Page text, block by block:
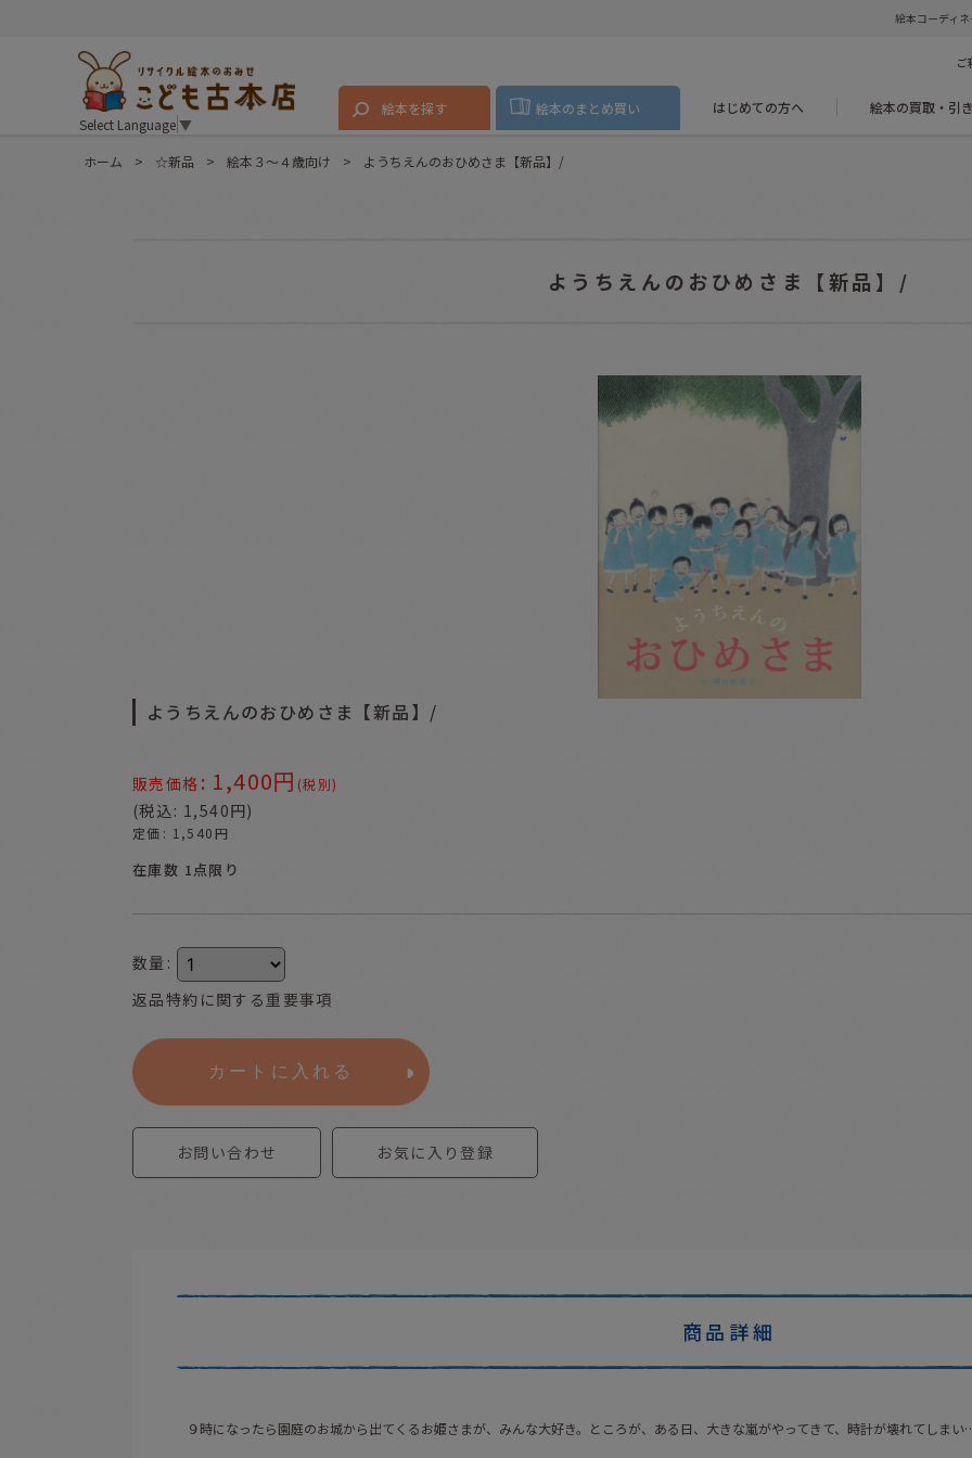
絵本コーディ
Select Language▼
ご
絵本を探す 絵本のまとめ買い はじめての方へ 絵本の買取・引
ホーム > ☆新品 > 絵本３〜４歳向け > ようちえんのおひめさま【新品】/
ようちえんのおひめさま【新品】/
ようちえんのおひめさま【新品】/
販売価格 : 1,400円 (税別)
(税込: 1,540円)
定価 : 1,540 円
在庫数 1点限り
数量 :
返品特約に関する重要事項
カートに入れる
お問い合わせ お気に入り登録
商品詳細
９時になったら園庭のお城から出てくるお姫さまが、みんな大好き。ところが、ある日、大きな嵐がやってきて、時計が壊れてしま